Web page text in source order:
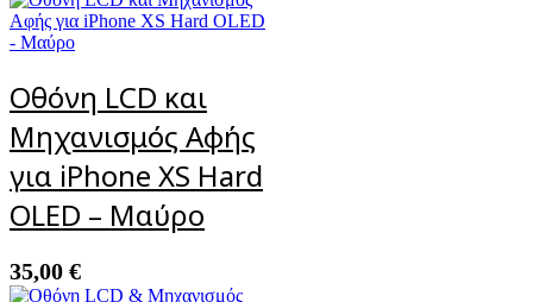
Οθόνη LCD και
Μηχανισμός Αφής
για iPhone XS Hard
OLED – Μαύρο
35,00 €